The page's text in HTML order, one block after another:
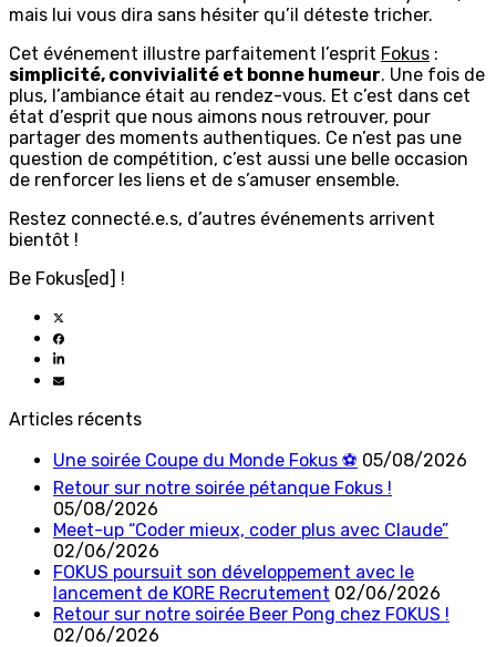
mais lui vous dira sans hésiter qu’il déteste tricher.
Cet événement illustre parfaitement l’esprit Fokus :
simplicité, convivialité et bonne humeur. Une fois de
plus, l’ambiance était au rendez-vous. Et c’est dans cet
état d’esprit que nous aimons nous retrouver, pour
partager des moments authentiques. Ce n’est pas une
question de compétition, c’est aussi une belle occasion
de renforcer les liens et de s’amuser ensemble.
Restez connecté.e.s, d’autres événements arrivent
bientôt !
Be Fokus[ed] !
Articles récents
Une soirée Coupe du Monde Fokus ⚽ 05/08/2026
Retour sur notre soirée pétanque Fokus !
05/08/2026
Meet-up “Coder mieux, coder plus avec Claude”
02/06/2026
FOKUS poursuit son développement avec le
lancement de KORE Recrutement 02/06/2026
Retour sur notre soirée Beer Pong chez FOKUS !
02/06/2026